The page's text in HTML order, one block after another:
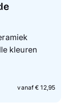
kleuren
vanaf € 12,95